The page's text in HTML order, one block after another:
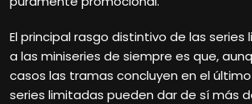
El principal rasgo distintivo de las
a las miniseries de siempre es que,
casos las tramas concluyen en el
series limitadas pueden dar de sí más